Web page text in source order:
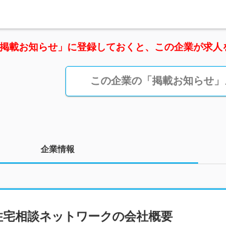
掲載お知らせ」に登録しておくと、この企業が求
この企業の「掲載お知らせ
企業情報
相談ネットワークの会社概要